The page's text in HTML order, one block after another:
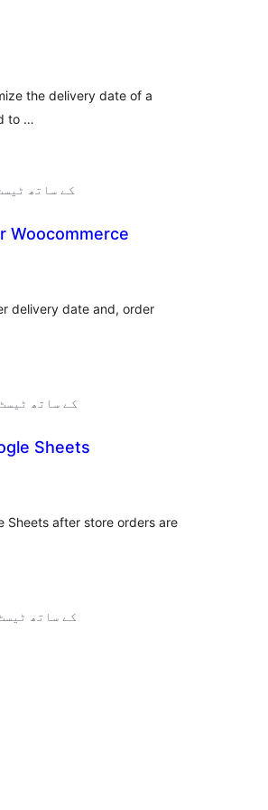
the delivery date of a
to …
6.7.6 کے ساتھ
Woocommerce
delivery date and, order
6.9.6 کے ساتھ
Sheets
Sheets after store orders are
7.0.3 کے ساتھ